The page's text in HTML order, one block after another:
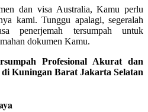
dan visa Australia, Kamu perlu
kami. Tunggu apalagi, segeralah
penerjemah tersumpah untuk
dokumen Kamu.
Profesional Akurat dan
Kuningan Barat Jakarta Selatan